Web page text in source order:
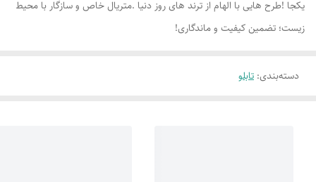
یکجا !طرح هایی با الهام از ترند های روز دنیا .متریال خاص و سازگار با محیط
زیست؛ تضمین کیفیت و ماندگاری!
دسته‌بندی: تابلو